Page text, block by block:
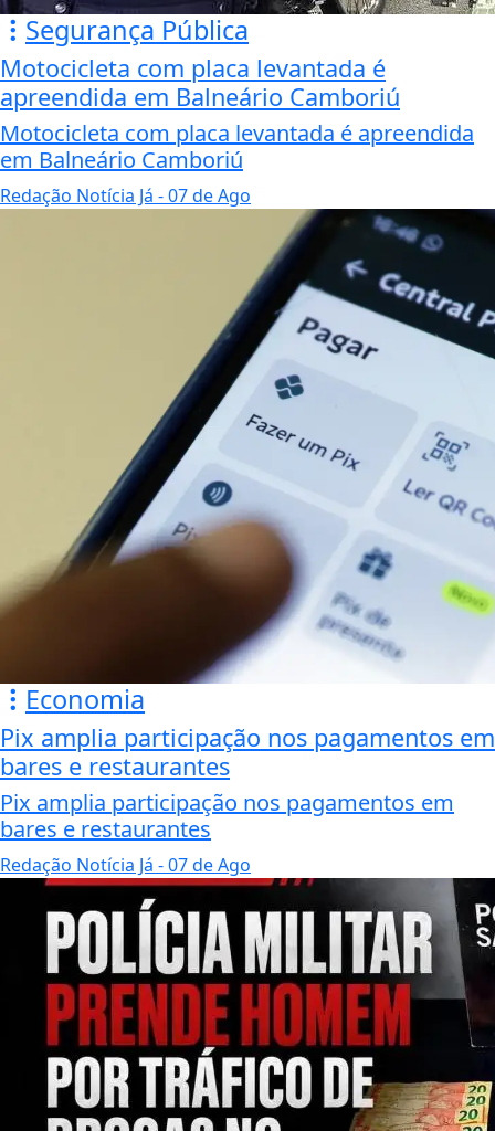
Segurança Pública
Motocicleta com placa levantada é
apreendida em Balneário Camboriú
Motocicleta com placa levantada é apreendida
em Balneário Camboriú
Redação Notícia Já - 07 de Ago
Economia
Pix amplia participação nos pagamentos em
bares e restaurantes
Pix amplia participação nos pagamentos em
bares e restaurantes
Redação Notícia Já - 07 de Ago